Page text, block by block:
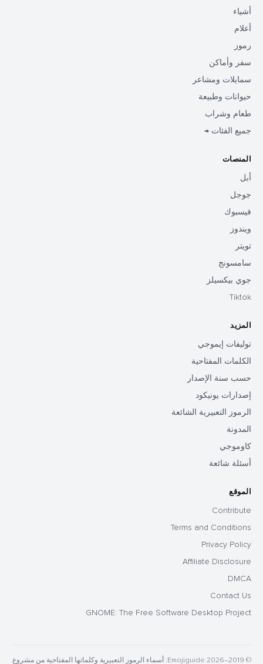
أشياء
أعلام
رموز
سفر وأماكن
سمايلات ومشاعر
حيوانات وطبيعة
طعام وشراب
جميع الفئات →
المنصات
أبل
جوجل
فيسبوك
ويندوز
تويتر
سامسونج
جوي بيكسيلز
Tiktok
المزيد
توليفات إيموجي
الكلمات المفتاحية
حسب سنة الإصدار
إصدارات يونيكود
الرموز التعبيرية الشائعة
المدونة
كاوموجي
أسئلة شائعة
الموقع
Contribute
Terms and Conditions
Privacy Policy
Affiliate Disclosure
DMCA
Contact Us
GNOME: The Free Software Desktop Project
© 2019–2026 Emojiguide. أسماء الرموز التعبيرية وكلماتها المفتاحية من مشروع